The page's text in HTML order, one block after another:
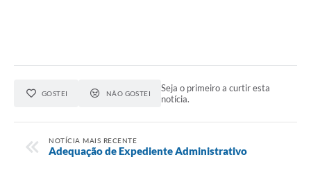
GOSTEI NÃO GOSTEI
Seja o primeiro a curtir esta
notícia.
NOTÍCIA MAIS RECENTE
Adequação de Expediente Administrativo